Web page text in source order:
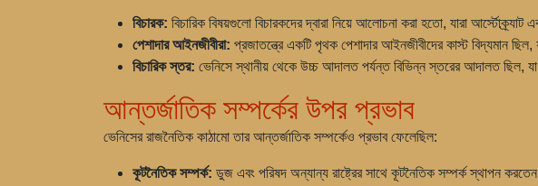
বিচারক: বিচারিক বিষয়গুলো বিচারকদের দ্বারা নিয়ে আলোচনা করা হতো, যারা
পেশাদার আইনজীবীরা: প্রজাতন্ত্রে একটি পৃথক পেশাদার আইনজীবীদের কাস্ট বিদ্যমান
বিচারিক স্তর: ভেনিসে স্থানীয় থেকে উচ্চ আদালত পর্যন্ত বিভিন্ন স্তরের আদালত ছিল, যা
আন্তর্জাতিক সম্পর্কের উপর প্রভাব
ভেনিসের রাজনৈতিক কাঠামো তার আন্তর্জাতিক সম্পর্কেও প্রভাব ফেলেছিল:
কূটনৈতিক সম্পর্ক: ডুজ এবং পরিষদ অন্যান্য রাষ্ট্রের সাথে কূটনৈতিক সম্পর্ক স্থাপন